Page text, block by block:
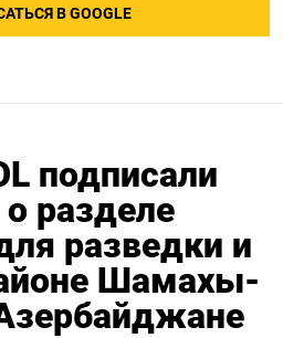
В GOOGLE
подписали
разделе
разведки и
Шамахы-